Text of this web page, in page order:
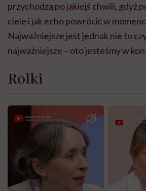
przychodzą po jakiejś chwili, gdyż
ciele i jak echo powrócić w
Najważniejsze jest jednak nie to
najważniejsze – oto jesteśmy w
Rolki